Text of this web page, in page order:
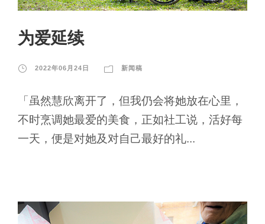
为爱延续
2022年06月24日 新闻稿
「虽然慧欣离开了，但我仍会将她放在心里，
不时烹调她最爱的美食，正如社工说，活好每
一天，便是对她及对自己最好的礼...